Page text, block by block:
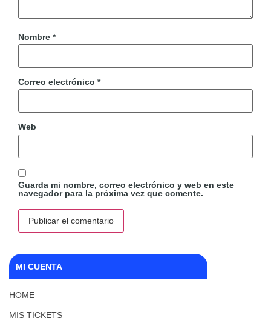
Nombre *
Correo electrónico *
Web
Guarda mi nombre, correo electrónico y web en este
navegador para la próxima vez que comente.
MI CUENTA
HOME
MIS TICKETS